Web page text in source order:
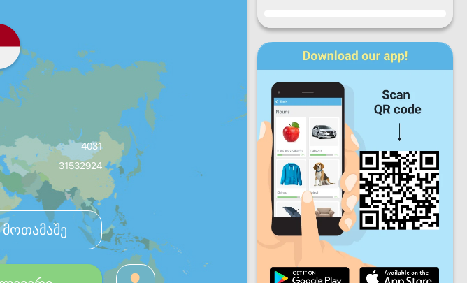
4031
31532924
პროგრესი
ორშ ოთხ ხუთ
შაბ კვირ
ყოველდღიური პროგრესი
ყოველთვიური პროგრესი
Სერტიფიკატი